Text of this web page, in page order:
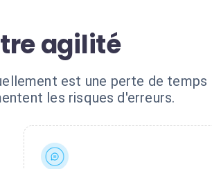
agilité
est une perte de temps
les risques d'erreurs.